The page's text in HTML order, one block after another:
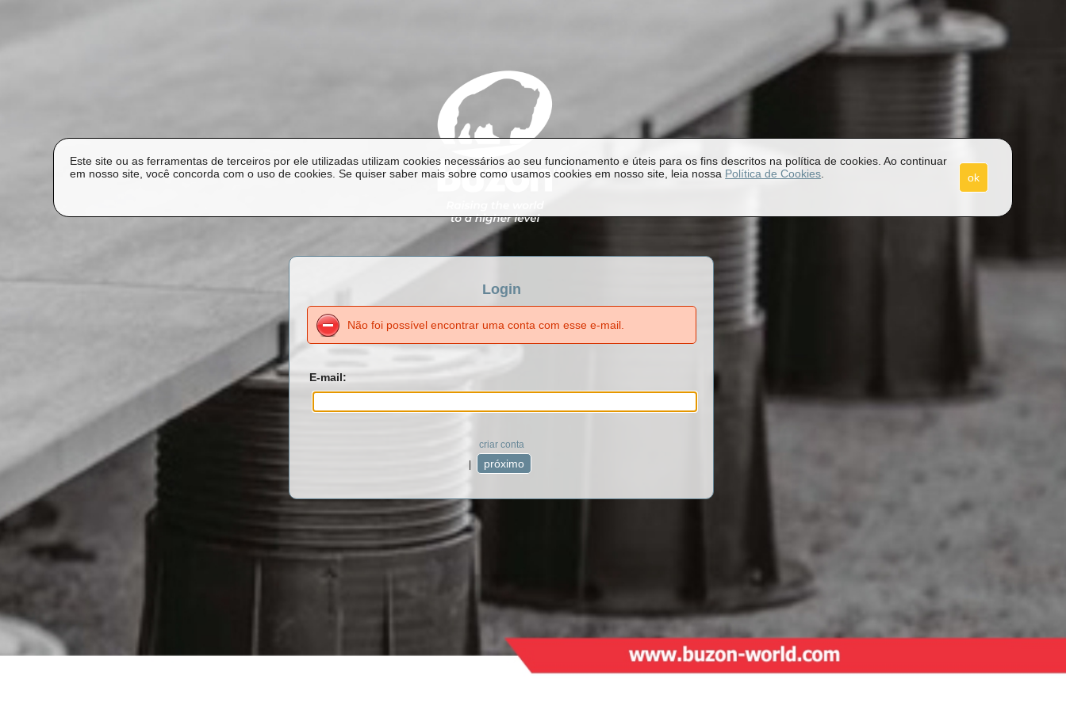
Login
Não foi possível encontrar uma conta com esse e-mail.
E-mail:
criar conta
ok
Este site ou as ferramentas de terceiros por ele utilizadas utilizam cookies necessários ao seu funcionamento e úteis para os fins descritos na política de cookies. Ao continuar
em nosso site, você concorda com o uso de cookies. Se quiser saber mais sobre como usamos cookies em nosso site, leia nossa Política de Cookies.